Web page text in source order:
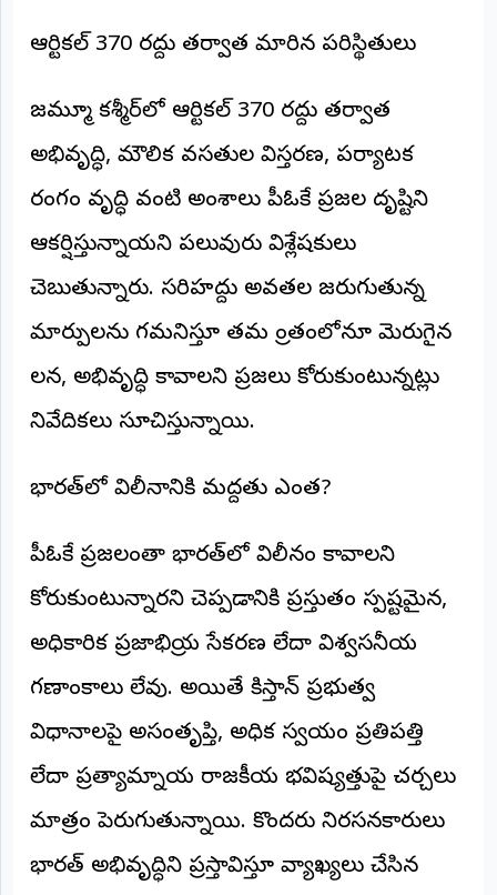
ఆర్టికల్ 370 రద్దు తర్వాత మారిన పరిస్థితులు
జమ్మూ కశ్మీర్‌లో ఆర్టికల్ 370 రద్దు తర్వాత
అభివృద్ధి, మౌలిక వసతుల విస్తరణ, పర్యాటక
రంగం వృద్ధి వంటి అంశాలు పీఓకే ప్రజల దృష్టిని
ఆకర్షిస్తున్నాయని పలువురు విశ్లేషకులు
చెబుతున్నారు. సరిహద్దు అవతల జరుగుతున్న
మార్పులను గమనిస్తూ తమ ప్రాంతంలోనూ మెరుగైన
పాలన, అభివృద్ధి కావాలని ప్రజలు కోరుకుంటున్నట్లు
నివేదికలు సూచిస్తున్నాయి.
భారత్‌లో విలీనానికి మద్దతు ఎంత?
పీఓకే ప్రజలంతా భారత్‌లో విలీనం కావాలని
కోరుకుంటున్నారని చెప్పడానికి ప్రస్తుతం స్పష్టమైన,
అధికారిక ప్రజాభిప్రాయ సేకరణ లేదా విశ్వసనీయ
గణాంకాలు లేవు. అయితే పాకిస్తాన్ ప్రభుత్వ
విధానాలపై అసంతృప్తి, అధిక స్వయం ప్రతిపత్తి
లేదా ప్రత్యామ్నాయ రాజకీయ భవిష్యత్తుపై చర్చలు
మాత్రం పెరుగుతున్నాయి. కొందరు నిరసనకారులు
భారత్‌ అభివృద్ధిని ప్రస్తావిస్తూ వ్యాఖ్యలు చేసిన